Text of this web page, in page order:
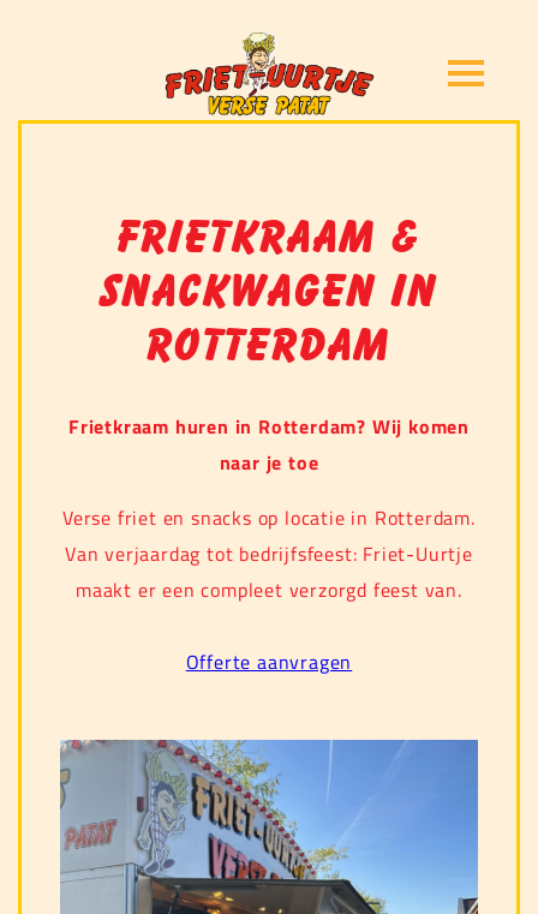
Frietkraam &
snackwagen in
Rotterdam
Frietkraam huren in Rotterdam? Wij komen
naar je toe
Verse friet en snacks op locatie in Rotterdam.
Van verjaardag tot bedrijfsfeest: Friet-Uurtje
maakt er een compleet verzorgd feest van.
Offerte aanvragen